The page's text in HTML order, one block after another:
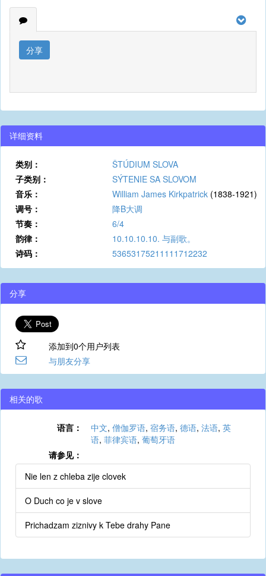
分享
详细资料
类别：
ŠTÚDIUM SLOVA
子类别：
SÝTENIE SA SLOVOM
音乐：
William James Kirkpatrick (1838-1921)
调号：
降B大调
节奏：
6/4
韵律：
10.10.10.10. 与副歌。
诗码：
53653175211111712232
分享
添加到0个用户列表
与朋友分享
相关的歌
语言： 中文, 僧伽罗语, 宿务语, 德语, 法语, 英
语, 菲律宾语, 葡萄牙语
请参见：
Nie len z chleba zije clovek
O Duch co je v slove
Prichadzam ziznivy k Tebe drahy Pane